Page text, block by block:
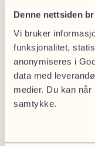
Denne nettsiden
Vi bruker
funksjonalitet,
anonymiseres i
data med
medier. Du kan
samtykke.